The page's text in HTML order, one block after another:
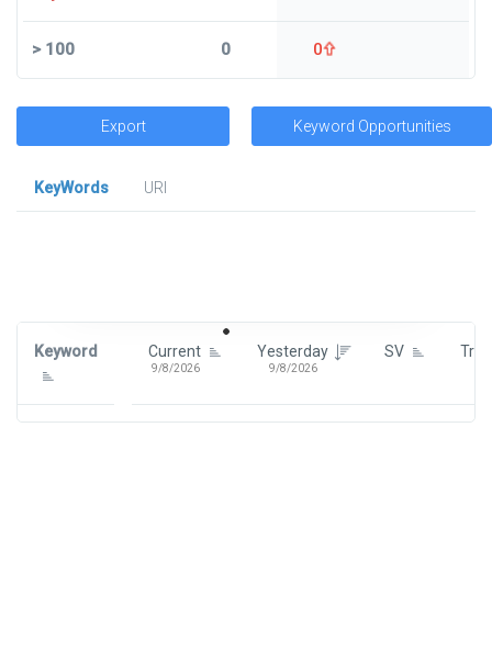
>100 0 0
Export Keyword Opportunities
KeyWords
URl
Keyword Current
9/8/2026
Yesterday
9/8/2026
SV